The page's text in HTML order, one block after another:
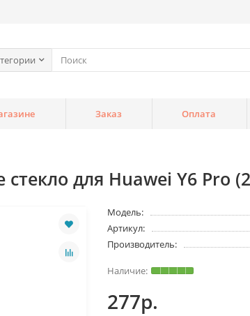
Заказ Оплата
для Huawei Y6 Pro
Модель:
Артикул:
Производитель:
277р.